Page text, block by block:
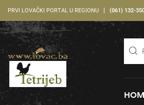
PRVI LOVAČKI PORTAL U REGIONU (061) 132-